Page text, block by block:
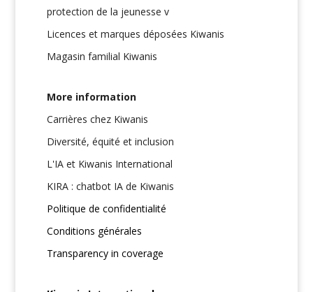
protection de la jeunesse v
Licences et marques déposées Kiwanis
Magasin familial Kiwanis
More information
Carrières chez Kiwanis
Diversité, équité et inclusion
L'IA et Kiwanis International
KIRA : chatbot IA de Kiwanis
Politique de confidentialité
Conditions générales
Transparency in coverage